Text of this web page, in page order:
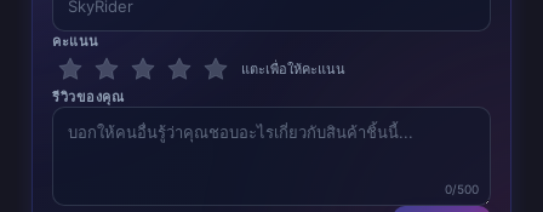
คะแนน
แตะเพื่อให้คะแนน
รีวิวของคุณ
0/500